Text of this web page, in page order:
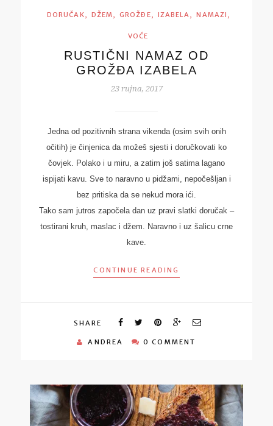
DORUČAK, DŽEM, GROŽĐE, IZABELA , NAMAZI ,
VOĆE
RUSTIČNI NAMAZ OD
GROŽĐA IZABELA
23 rujna, 2017
Jedna od pozitivnih strana vikenda (osim svih onih
očitih) je činjenica da možeš sjesti i doručkovati ko
čovjek. Polako i u miru, a zatim još satima lagano
ispijati kavu. Sve to naravno u pidžami, nepočešljan i
bez pritiska da se nekud mora ići.
Tako sam jutros započela dan uz pravi slatki doručak –
tostirani kruh, maslac i džem. Naravno i uz šalicu crne
kave.
CONTINUE READING
SHARE
ANDREA 0 COMMENT